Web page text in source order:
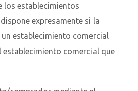
los establecimientos
expresamente si la
establecimiento comercial
comercial que